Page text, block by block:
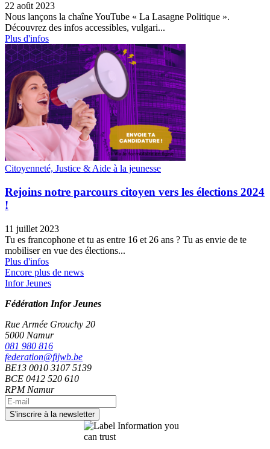
22 août 2023
Nous lançons la chaîne YouTube « La Lasagne Politique ».
Découvrez des infos accessibles, vulgari...
Plus d'infos
Citoyenneté, Justice & Aide à la jeunesse
Rejoins notre parcours citoyen vers les élections 2024
!
11 juillet 2023
Tu es francophone et tu as entre 16 et 26 ans ? Tu as envie de te
mobiliser en vue des élections...
Plus d'infos
Encore plus de news
Infor Jeunes
Fédération Infor Jeunes
Rue Armée Grouchy 20
5000 Namur
081 980 816
federation@fijwb.be
BE13 0010 3107 5139
BCE 0412 520 610
RPM Namur